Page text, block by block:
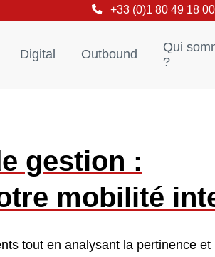
+33 (0)1 80 49 18 00
Digital Outbound
Qui
?
gestion :
mobilité
tout en analysant la pertinence